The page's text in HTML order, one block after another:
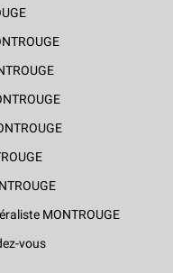
MONTROUGE
vous